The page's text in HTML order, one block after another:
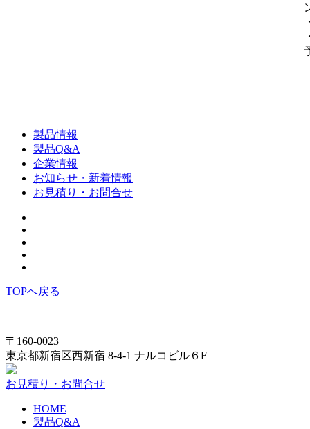
製品情報
製品Q&A
企業情報
お知らせ・新着情報
お見積り・お問合せ
TOPへ戻る
〒160-0023
東京都新宿区西新宿 8-4-1 ナルコビル６F
お見積り・お問合せ
HOME
製品Q&A